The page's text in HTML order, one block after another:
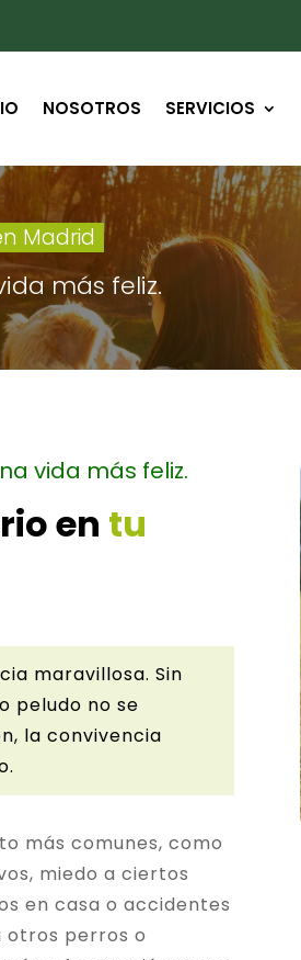
NOSOTROS SERVICIOS
Madrid
más feliz.
vida más feliz.
en tu
maravillosa. Sin
peludo no se
la convivencia
más comunes, como
miedo a ciertos
en casa o accidentes
otros perros o